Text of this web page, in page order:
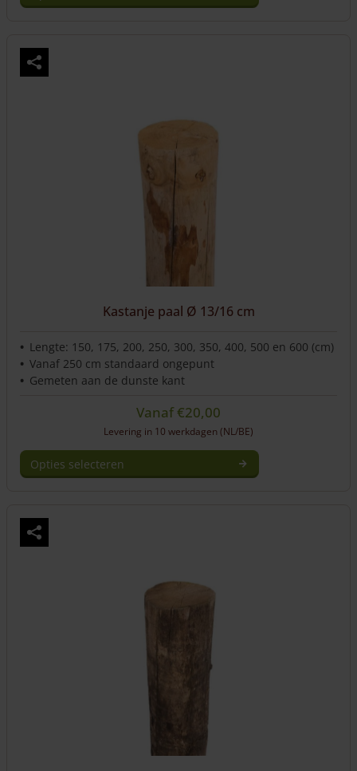
heeft
meerdere
Kastanje paal Ø 13/16 cm
Lengte: 150, 175, 200, 250, 300, 350, 400, 500 en 600 (cm)
Vanaf 250 cm standaard ongepunt
Gemeten aan de dunste kant
Vanaf€20,00
Levering in 10 werkdagen (NL/BE)
Opties selecteren
heeft
meerdere
variaties.